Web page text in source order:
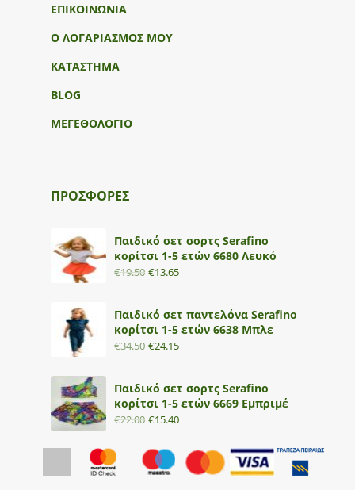
ΕΠΙΚΟΙΝΩΝΙΑ
Ο ΛΟΓΑΡΙΑΣΜΟΣ ΜΟΥ
ΚΑΤΑΣΤΗΜΑ
BLOG
ΜΕΓΕΘΟΛΟΓΙΟ
ΠΡΟΣΦΟΡΕΣ
Παιδικό σετ σορτς Serafino
κορίτσι 1-5 ετών 6680 Λευκό
€19.50 €13.65
Παιδικό σετ παντελόνα Serafino
κορίτσι 1-5 ετών 6638 Μπλε
€34.50 €24.15
Παιδικό σετ σορτς Serafino
κορίτσι 1-5 ετών 6669 Εμπριμέ
€22.00 €15.40